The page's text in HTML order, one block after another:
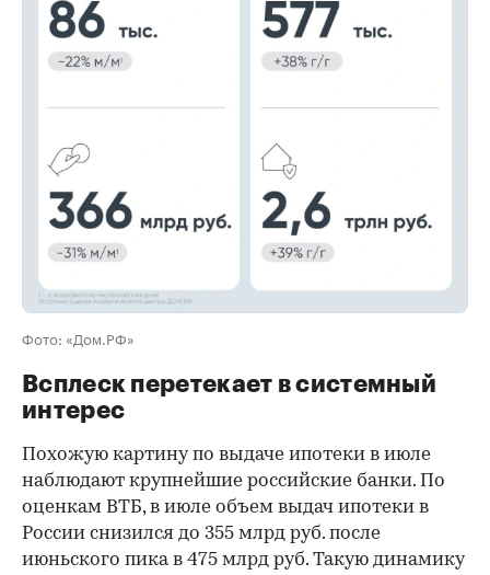
Фото: «Дом.РФ»
Всплеск перетекает в системный
интерес
Похожую картину по выдаче ипотеки в июле
наблюдают крупнейшие российские банки. По
оценкам ВТБ, в июле объем выдач ипотеки в
России снизился до 355 млрд руб. после
июньского пика в 475 млрд руб. Такую динамику